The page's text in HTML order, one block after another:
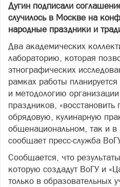
Дугин подписали
случилось в Москве на
народные праздники и
Два академических
лабораторию, которая
этнографических
рамках работы
и методологию
праздников,
обрядовую, кулинарную
общенациональном, так и в
сообщает пресс-служба
Сообщается, что
которую создадут ВоГУ и
только в образовательных